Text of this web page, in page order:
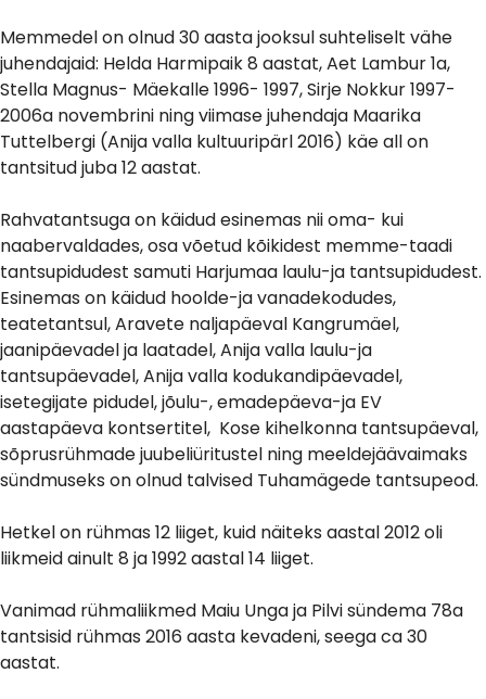
Memmedel on olnud 30 aasta jooksul suhteliselt vähe
juhendajaid: Helda Harmipaik 8 aastat, Aet Lambur 1a,
Stella Magnus- Mäekalle 1996- 1997, Sirje Nokkur 1997-
2006a novembrini ning viimase juhendaja Maarika
Tuttelbergi (Anija valla kultuuripärl 2016) käe all on
tantsitud juba 12 aastat.
Rahvatantsuga on käidud esinemas nii oma- kui
naabervaldades, osa võetud kõikidest memme-taadi
tantsupidudest samuti Harjumaa laulu-ja tantsupidudest.
Esinemas on käidud hoolde-ja vanadekodudes,
teatetantsul, Aravete naljapäeval Kangrumäel,
jaanipäevadel ja laatadel, Anija valla laulu-ja
tantsupäevadel, Anija valla kodukandipäevadel,
isetegijate pidudel, jõulu-, emadepäeva-ja EV
aastapäeva kontsertitel, Kose kihelkonna tantsupäeval,
sõprusrühmade juubeliüritustel ning meeldejäävaimaks
sündmuseks on olnud talvised Tuhamägede tantsupeod.
Hetkel on rühmas 12 liiget, kuid näiteks aastal 2012 oli
liikmeid ainult 8 ja 1992 aastal 14 liiget.
Vanimad rühmaliikmed Maiu Unga ja Pilvi sündema 78a
tantsisid rühmas 2016 aasta kevadeni, seega ca 30
aastat.